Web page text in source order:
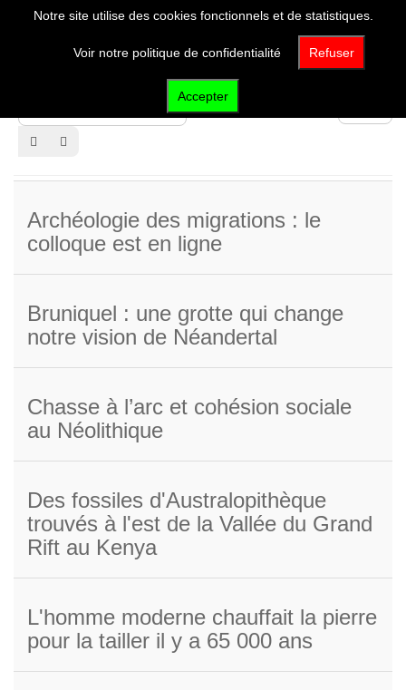
partie
du
#
Archéologie des migrations : le
colloque est en ligne
Bruniquel : une grotte qui change
notre vision de Néandertal
Chasse à l’arc et cohésion sociale
au Néolithique
Des fossiles d'Australopithèque
trouvés à l'est de la Vallée du Grand
Rift au Kenya
L'homme moderne chauffait la pierre
pour la tailler il y a 65 000 ans
Notre site utilise des cookies fonctionnels et de statistiques.
Voir notre politique de confidentialité Refuser
Accepter